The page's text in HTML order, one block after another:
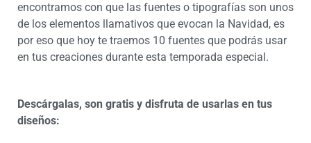
encontramos con que las fuentes o tipografías son unos
de los elementos llamativos que evocan la Navidad, es
por eso que hoy te traemos 10 fuentes que podrás usar
en tus creaciones durante esta temporada especial.
Descárgalas, son gratis y disfruta de usarlas en tus
diseños: